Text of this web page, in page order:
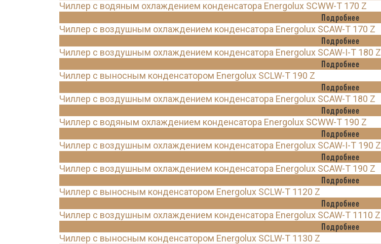
Чиллер с водяным охлаждением конденсатора Energolux SCWW-T 170 Z
Подробнее
Чиллер с воздушным охлаждением конденсатора Energolux SCAW-T 170 Z
Подробнее
Чиллер с воздушным охлаждением конденсатора Energolux SCAW-I-T 180 Z
Подробнее
Чиллер с выносным конденсатором Energolux SCLW-T 190 Z
Подробнее
Чиллер с воздушным охлаждением конденсатора Energolux SCAW-T 180 Z
Подробнее
Чиллер с водяным охлаждением конденсатора Energolux SCWW-T 190 Z
Подробнее
Чиллер с воздушным охлаждением конденсатора Energolux SCAW-I-T 190 Z
Подробнее
Чиллер с воздушным охлаждением конденсатора Energolux SCAW-T 190 Z
Подробнее
Чиллер с выносным конденсатором Energolux SCLW-T 1120 Z
Подробнее
Чиллер с воздушным охлаждением конденсатора Energolux SCAW-T 1110 Z
Подробнее
Чиллер с выносным конденсатором Energolux SCLW-T 1130 Z